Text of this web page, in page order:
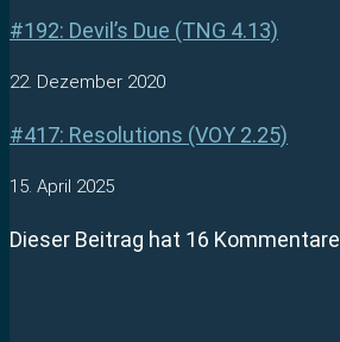
#192: Devil’s Due (TNG 4.13)
22. Dezember 2020
#417: Resolutions (VOY 2.25)
15. April 2025
Dieser Beitrag hat 16 Kommentare